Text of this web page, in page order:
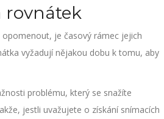
rovnátek
je časový rámec jejich
vyžadují nějakou dobu k tomu, aby
problému, který se snažíte
jestli uvažujete o získání snímacích